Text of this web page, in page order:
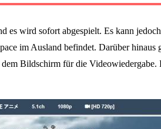
es wird sofort abgespielt. Es kann
im Ausland befindet. Darüber
Bildschirm für die Videowiedergabe.